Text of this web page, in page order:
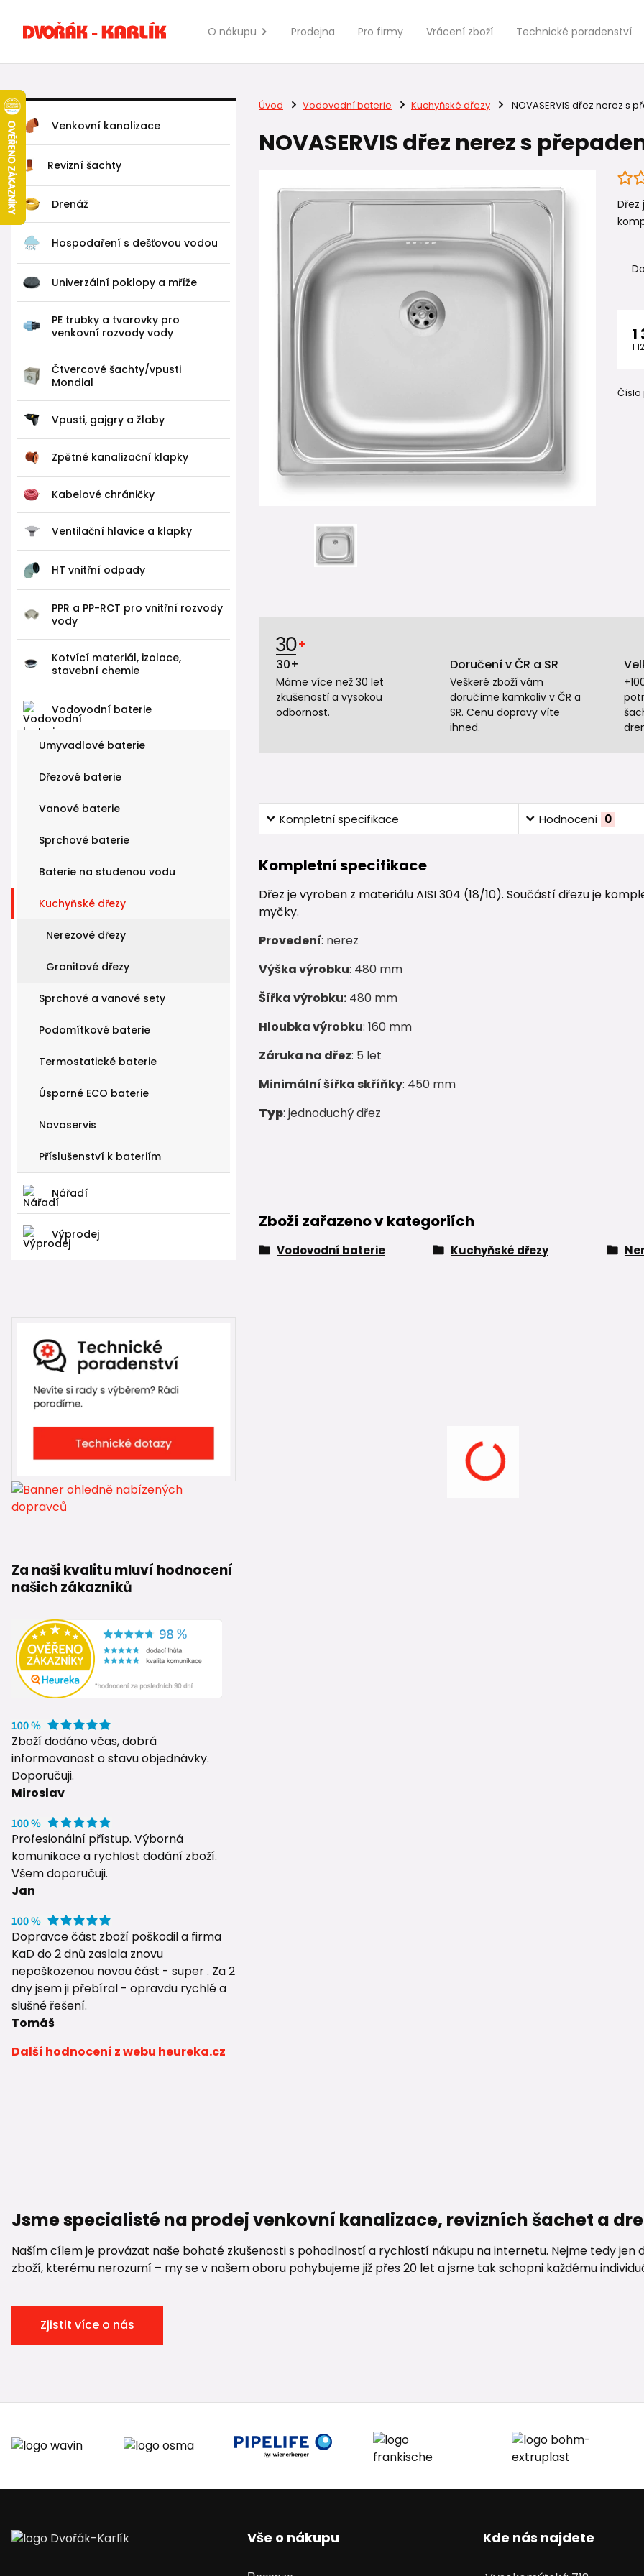
O nákupu Prodejna Pro firmy Vrácení zboží Technické poradenství
Venkovní kanalizace
Revizní šachty
Drenáž
Hospodaření s dešťovou vodou
Univerzální poklopy a mříže
PE trubky a tvarovky pro
venkovní rozvody vody
Čtvercové šachty/vpusti
Mondial
Vpusti, gajgry a žlaby
Zpětné kanalizační klapky
Kabelové chráničky
Ventilační hlavice a klapky
HT vnitřní odpady
PPR a PP-RCT pro vnitřní rozvody
vody
Kotvící materiál, izolace,
stavební chemie
Vodovodní baterie
Umyvadlové baterie
Dřezové baterie
Vanové baterie
Sprchové baterie
Baterie na studenou vodu
Kuchyňské dřezy
Nerezové dřezy
Granitové dřezy
Sprchové a vanové sety
Podomítkové baterie
Termostatické baterie
Úsporné ECO baterie
Novaservis
Příslušenství k bateriím
Nářadí
Výprodej
Za naši kvalitu mluví hodnocení
našich zákazníků
Zboží dodáno včas, dobrá
informovanost o stavu objednávky.
Doporučuji.
Miroslav
Profesionální přístup. Výborná
komunikace a rychlost dodání zboží.
Všem doporučuji.
Jan
Dopravce část zboží poškodil a firma
KaD do 2 dnů zaslala znovu
nepoškozenou novou část - super . Za 2
dny jsem ji přebíral - opravdu rychlé a
slušné řešení.
Tomáš
Další hodnocení z webu heureka.cz
Úvod Vodovodní baterie Kuchyňské dřezy NOVASERVIS dřez nerez s
NOVASERVIS dřez nerez s
Dřez
1
Číslo
30+
Máme více než 30 let
zkušeností a vysokou
odbornost.
Doručení v ČR a SR
Veškeré zboží vám
doručíme kamkoliv v ČR a
SR. Cenu dopravy víte
ihned.
Kompletní specifikace Hodnocení 0
Kompletní specifikace
Dřez je vyroben z materiálu AISI 304 (18/10). Součástí dřezu je
myčky.
Provedení: nerez
Výška výrobku: 480 mm
Šířka výrobku:480 mm
Hloubka výrobku: 160 mm
Záruka na dřez: 5 let
Minimální šířka skříňky: 450 mm
Typ: jednoduchý dřez
Zboží zařazeno v kategoriích
Vodovodní baterie Kuchyňské dřezy
Jsme specialisté na prodej venkovní kanalizace, revizních šachet a
Naším cílem je provázat naše bohaté zkušenosti s pohodlností a rychlostí nákupu na internetu. Nejme tedy jen
zboží, kterému nerozumí – my se v našem oboru pohybujeme již přes 20 let a jsme tak schopni každému
Zjistit více o nás
Vše o nákupu Kde nás najdete